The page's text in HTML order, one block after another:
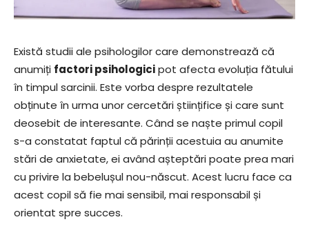
Există studii ale psihologilor care demonstrează că
anumiți factori psihologicipot afecta evoluția fătului
în timpul sarcinii. Este vorba despre rezultatele
obținute în urma unor cercetări științifice și care sunt
deosebit de interesante. Când se naște primul copil
s-a constatat faptul că părinții acestuia au anumite
stări de anxietate, ei având așteptări poate prea mari
cu privire la bebelușul nou-născut. Acest lucru face ca
acest copil să fie mai sensibil, mai responsabil și
orientat spre succes.